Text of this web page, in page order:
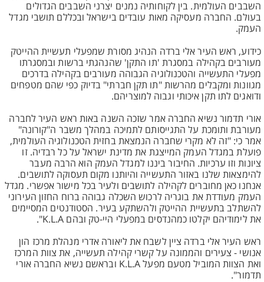
השבבים העולמית. בין לקוחותיה נמנים יצרני השבבים הגדולים
בעולם. החברה מעסיקה מאות עובדים בישראל ובכללם תושבי מגדל
העמק.
כידוע, ראש העיר אלי ברדה הנהיג מסורת שמפעלי תעשיית ההייטק
מעורבים בקהילה במסגרת 'תו התקן' שהנהגתי ברשות ובמסגרתו
מפעלי התעשייה והטכנולוגיה הגבוהה מעורבים בקהילה בדרכים
מגוונות ומקבלים מהרשות "תו תקן חברתי" בדיוק כפי שהם מטפחים
ודואגים לתו תקן איכותי וגבוה למוצריהם.
אורי תדמור נשיא החברה אמר שזכה השנה באות ראש העיר לחברה
מעורבת ותומכת על התגייסותם לתמיכה במהלך משבר ה"קורונה"
אמר כי: "זה לא מקרי שחברה הנמצאת בחזית הטכנולוגיה העולמית,
פועלת במגדל העמק המייצגת את מדינת ישראל על כל רבדיה. זו
ציונות וזו ערכיות. החיבור ביננו למגדל העמק הוא הרבה מעבר
להימצאות שלנו באזור התעשייה והיותנו מקום תעסוקה לתושבים.
אנחנו כאן מחוברים לקהילה לתושבים ולעיר בכל מישור אפשרי. מגדל
העמק מעודדת את בוגריה לרכוש השכלה גבוהה ברוח החזון העירוני
להשתלב בתעשיית ההייטק ולהשתקע בעיר. הסטודנטים המסיימים
את לימודיהם יקלטו כמהנדסים במפעלי היי-טק ובהם K.L.A".
ראש העיר אלי ברדה ציין לשבח את ליאורה אדרי מנהלת מרכז הון
אנושי - צעירים והממונה על קשרי קהילה תעשייה, את צוות המרכז
ואת הצוות המוביל מטעם מפעל K.L.A ובראשם נשיא החברה אורי
תדמור".